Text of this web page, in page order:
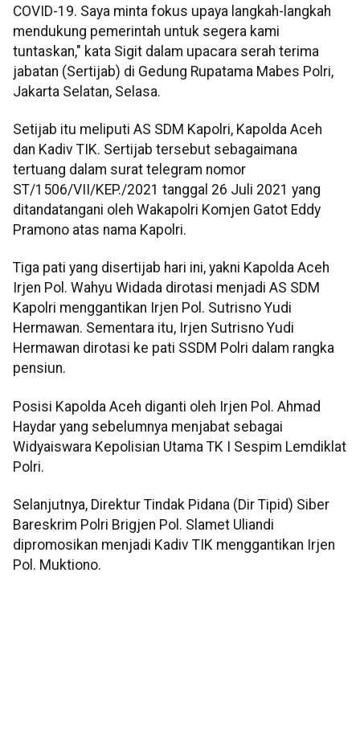
COVID-19. Saya minta fokus upaya langkah-langkah
mendukung pemerintah untuk segera kami
tuntaskan," kata Sigit dalam upacara serah terima
jabatan (Sertijab) di Gedung Rupatama Mabes Polri,
Jakarta Selatan, Selasa.
Setijab itu meliputi AS SDM Kapolri, Kapolda Aceh
dan Kadiv TIK. Sertijab tersebut sebagaimana
tertuang dalam surat telegram nomor
ST/1506/VII/KEP./2021 tanggal 26 Juli 2021 yang
ditandatangani oleh Wakapolri Komjen Gatot Eddy
Pramono atas nama Kapolri.
Tiga pati yang disertijab hari ini, yakni Kapolda Aceh
Irjen Pol. Wahyu Widada dirotasi menjadi AS SDM
Kapolri menggantikan Irjen Pol. Sutrisno Yudi
Hermawan. Sementara itu, Irjen Sutrisno Yudi
Hermawan dirotasi ke pati SSDM Polri dalam rangka
pensiun.
Posisi Kapolda Aceh diganti oleh Irjen Pol. Ahmad
Haydar yang sebelumnya menjabat sebagai
Widyaiswara Kepolisian Utama TK I Sespim Lemdiklat
Polri.
Selanjutnya, Direktur Tindak Pidana (Dir Tipid) Siber
Bareskrim Polri Brigjen Pol. Slamet Uliandi
dipromosikan menjadi Kadiv TIK menggantikan Irjen
Pol. Muktiono.